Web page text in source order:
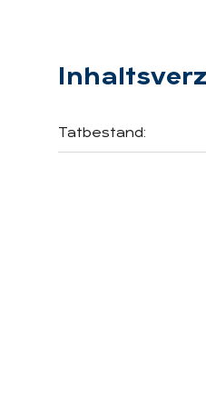
Tatbestand: